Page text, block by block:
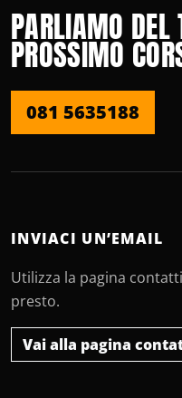
PARLIAMO DEL
PROSSIMO
081 5635188
INVIACI UN’EMAIL
Utilizza la pagina
presto.
Vai alla pagina